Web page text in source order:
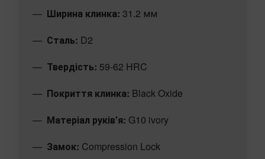
Ширина клинка: 31.2 мм
Сталь: D2
Твердість: 59-62 HRC
Покриття клинка: Black Oxide
Матеріал руків'я: G10 ivory
Замок: Compression Lock